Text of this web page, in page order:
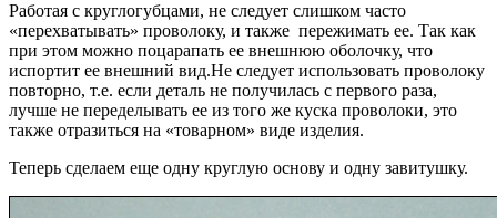
Работая с круглогубцами, не следует слишком часто
«перехватывать» проволоку, и также пережимать ее. Так как
при этом можно поцарапать ее внешнюю оболочку, что
испортит ее внешний вид.Не следует использовать проволоку
повторно, т.е. если деталь не получилась с первого раза,
лучше не переделывать ее из того же куска проволоки, это
также отразиться на «товарном» виде изделия.
Теперь сделаем еще одну круглую основу и одну завитушку.